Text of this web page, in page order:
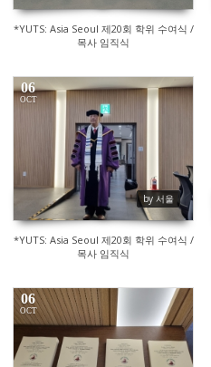
*YUTS: Asia Seoul 제20회 학위 수여식 /
목사 임직식
06
OCT
by 서울
353
*YUTS: Asia Seoul 제20회 학위 수여식 /
목사 임직식
06
OCT
387